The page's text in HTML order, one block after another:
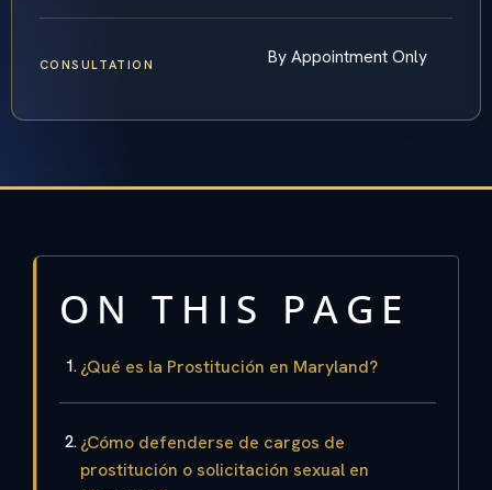
CONSULTATION By Appointment Only
ON THIS PAGE
¿Qué es la Prostitución en Maryland?
¿Cómo defenderse de cargos de
prostitución o solicitación sexual en